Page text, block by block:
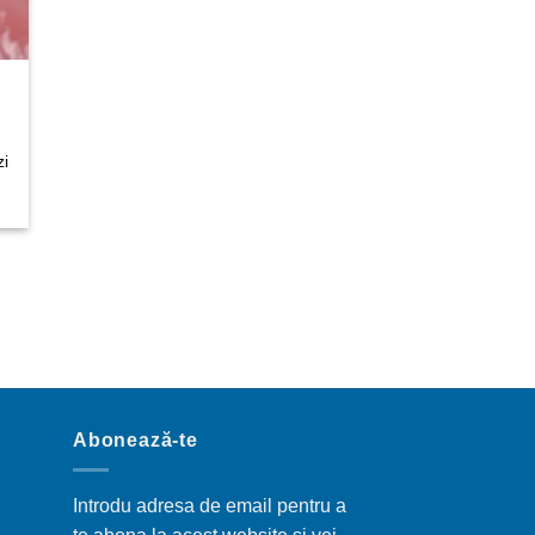
Abonează-te
Introdu adresa de email pentru a